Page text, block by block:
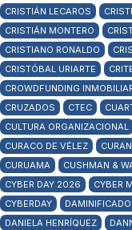
CRISTIÁN LECAROS
CRISTIÁN MONTERO
CRISTIANO RONALDO
CRISTÓBAL URIARTE
CROWDFUNDING
CRUZADOS
CTEC
CULTURA ORGANIZACIONAL
CURACO DE VÉLEZ
CURUAMA
CUSHMAN &
CYBER DAY 2026
CYBER
CYBERDAY
DANIELA HENRÍQUEZ